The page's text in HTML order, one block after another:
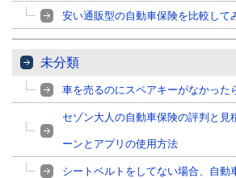
安い通販型の自動車保険を比較して
未分類
車を売るのにスペアキーがなかった
セゾン大人の自動車保険の評判と見
ーンとアプリの使用方法
シートベルトをしてない場合、自動